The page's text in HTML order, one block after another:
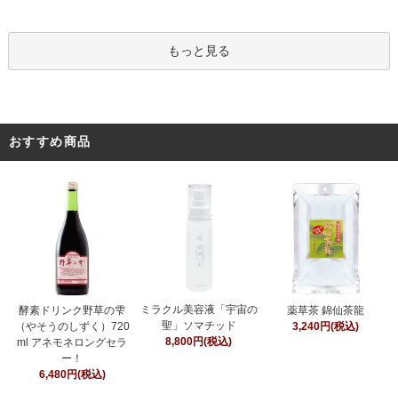
もっと見る
おすすめ商品
酵素ドリンク野草の雫
（やそうのしずく）720
ml アネモネロングセラ
ー！
6,480円(税込)
ミラクル美容液「宇宙の
聖」ソマチッド
8,800円(税込)
薬草茶 錦仙茶龍
3,240円(税込)